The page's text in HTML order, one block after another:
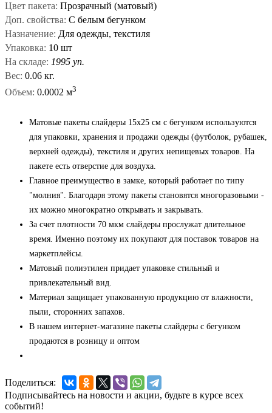
Цвет пакета: Прозрачный (матовый)
Доп. свойства: С белым бегунком
Назначение: Для одежды, текстиля
Упаковка: 10 шт
На складе: 1995 уп.
Вес: 0.06 кг.
Объем: 0.0002 м3
Матовые пакеты слайдеры 15х25 см с бегунком используются
для упаковки, хранения и продажи одежды (футболок, рубашек,
верхней одежды), текстиля и других непищевых товаров. На
пакете есть отверстие для воздуха.
Главное преимущество в замке, который работает по типу
"молния". Благодаря этому пакеты становятся многоразовыми -
их можно многократно открывать и закрывать.
За счет плотности 70 мкм слайдеры прослужат длительное
время. Именно поэтому их покупают для поставок товаров на
маркетплейсы.
Матовый полиэтилен придает упаковке стильный и
привлекательный вид.
Материал защищает упакованную продукцию от влажности,
пыли, сторонних запахов.
В нашем интернет-магазине пакеты слайдеры с бегунком
продаются в розницу и оптом
Поделиться:
Подписывайтесь на новости и акции, будьте в курсе всех
событий!